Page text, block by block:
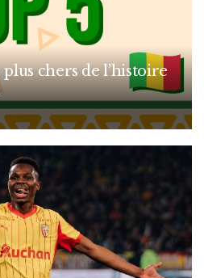
chers de l’histoire